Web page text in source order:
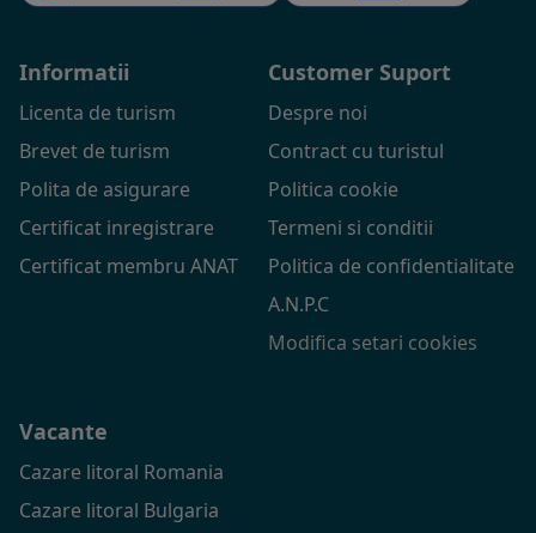
Informatii
Licenta de turism
Brevet de turism
Polita de asigurare
Certificat inregistrare
Certificat membru ANAT
Customer Suport
Despre noi
Contract cu turistul
Politica cookie
Termeni si conditii
Politica de confidentialitate
A.N.P.C
Modifica setari cookies
Vacante
Cazare litoral Romania
Cazare litoral Bulgaria